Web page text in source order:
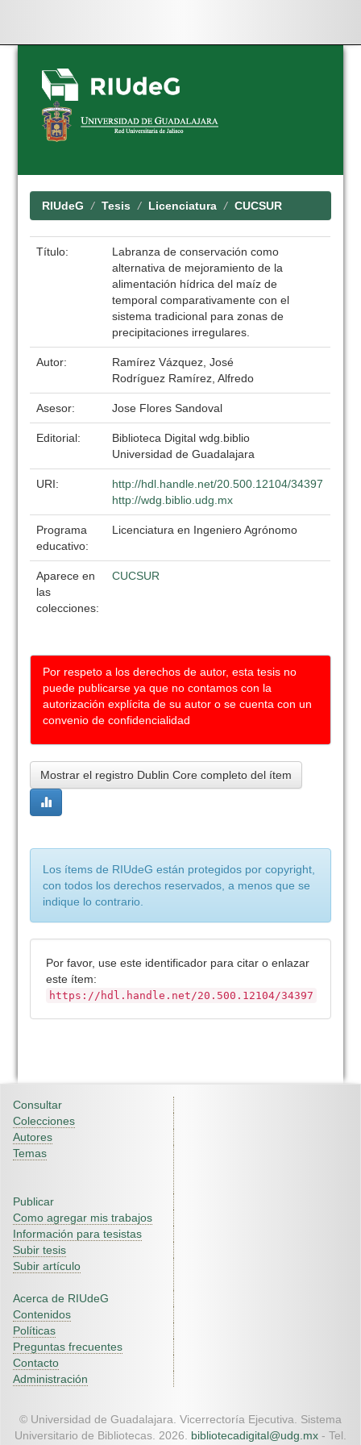
Skip
navigation
RIUdeG Tesis Licenciatura CUCSUR
Título:
Labranza de conservación como
alternativa de mejoramiento de la
alimentación hídrica del maíz de
temporal comparativamente con el
sistema tradicional para zonas de
precipitaciones irregulares.
Autor:
Ramírez Vázquez, José
Rodríguez Ramírez, Alfredo
Asesor: Jose Flores Sandoval
Editorial:
Biblioteca Digital wdg.biblio
Universidad de Guadalajara
URI:
http://hdl.handle.net/20.500.12104/34397
http://wdg.biblio.udg.mx
Programa
educativo:
Licenciatura en Ingeniero Agrónomo
Aparece en
las
colecciones:
CUCSUR
Por respeto a los derechos de autor, esta tesis no
puede publicarse ya que no contamos con la
autorización explícita de su autor o se cuenta con un
convenio de confidencialidad
Mostrar el registro Dublin Core completo del ítem
Los ítems de RIUdeG están protegidos por copyright,
con todos los derechos reservados, a menos que se
indique lo contrario.
Por favor, use este identificador para citar o enlazar
este ítem:
https://hdl.handle.net/20.500.12104/34397
Consultar
Colecciones
Autores
Temas
Publicar
Como agregar mis trabajos
Información para tesistas
Subir tesis
Subir artículo
Acerca de RIUdeG
Contenidos
Políticas
Preguntas frecuentes
Contacto
Administración
© Universidad de Guadalajara. Vicerrectoría Ejecutiva. Sistema
Universitario de Bibliotecas. 2026. bibliotecadigital@udg.mx - Tel.